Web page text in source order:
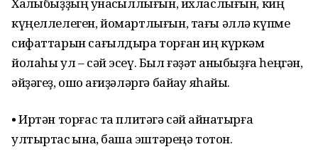
күңеллелеген, йомартлығын, тағы әллә күпме
сифаттарын сағылдыра торған иң күркәм
йолаһы ул – сәй эсеү. Был ғәҙәт ҡаныбыҙға һеңгән,
әйҙәгеҙ, ошо ҡағиҙәләргә байҡау яһайыҡ.
• Иртән торғас та плитәгә сәй ҡайнатырға
ултыртҡас ҡына, башҡа эштәреңә тотон.